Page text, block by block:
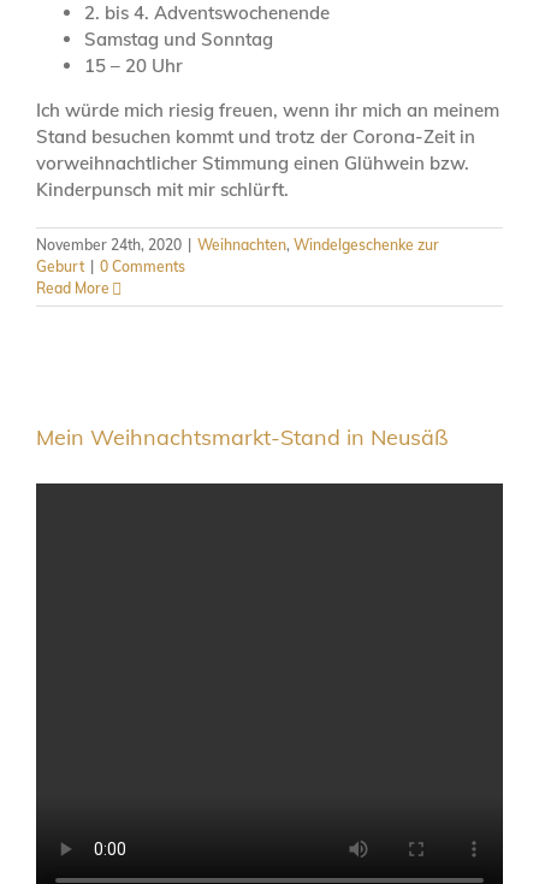
2. bis 4. Adventswochenende
Samstag und Sonntag
15 – 20 Uhr
Ich würde mich riesig freuen, wenn ihr mich an meinem
Stand besuchen kommt und trotz der Corona-Zeit in
vorweihnachtlicher Stimmung einen Glühwein bzw.
Kinderpunsch mit mir schlürft.
November 24th, 2020 Weihnachten, Windelgeschenke zur
Geburt
0 Comments
Read More
Mein Weihnachtsmarkt-Stand in Neusäß